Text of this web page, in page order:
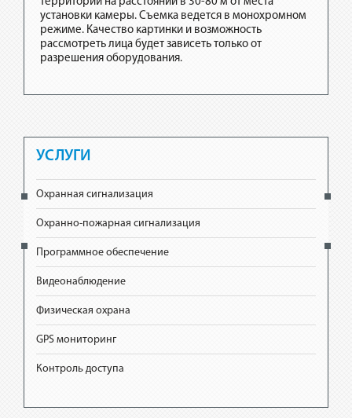
установки камеры. Съемка ведется в монохромном
режиме. Качество картинки и возможность
рассмотреть лица будет зависеть только от
разрешения оборудования.
УСЛУГИ
Охранная сигнализация
Охранно-пожарная сигнализация
Программное обеспечение
Видеонаблюдение
Физическая охрана
GPS мониторинг
Контроль доступа